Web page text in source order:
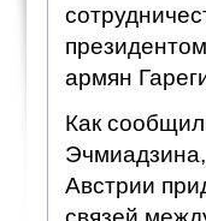
армян
Как
Австрии